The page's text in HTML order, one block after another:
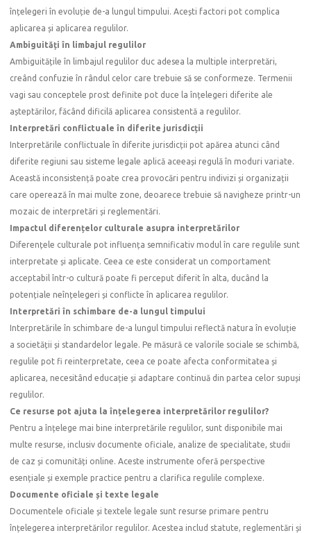
înțelegeri în evoluție de-a lungul timpului. Acești factori pot complica
aplicarea și aplicarea regulilor.
Ambiguități în limbajul regulilor
Ambiguitățile în limbajul regulilor duc adesea la multiple interpretări,
creând confuzie în rândul celor care trebuie să se conformeze. Termenii
vagi sau conceptele prost definite pot duce la înțelegeri diferite ale
așteptărilor, făcând dificilă aplicarea consistentă a regulilor.
Interpretări conflictuale în diferite jurisdicții
Interpretările conflictuale în diferite jurisdicții pot apărea atunci când
diferite regiuni sau sisteme legale aplică aceeași regulă în moduri variate.
Această inconsistență poate crea provocări pentru indivizi și organizații
care operează în mai multe zone, deoarece trebuie să navigheze printr-un
mozaic de interpretări și reglementări.
Impactul diferențelor culturale asupra interpretărilor
Diferențele culturale pot influența semnificativ modul în care regulile sunt
interpretate și aplicate. Ceea ce este considerat un comportament
acceptabil într-o cultură poate fi perceput diferit în alta, ducând la
potențiale neînțelegeri și conflicte în aplicarea regulilor.
Interpretări în schimbare de-a lungul timpului
Interpretările în schimbare de-a lungul timpului reflectă natura în evoluție
a societății și standardelor legale. Pe măsură ce valorile sociale se schimbă,
regulile pot fi reinterpretate, ceea ce poate afecta conformitatea și
aplicarea, necesitând educație și adaptare continuă din partea celor supuși
regulilor.
Ce resurse pot ajuta la înțelegerea interpretărilor regulilor?
Pentru a înțelege mai bine interpretările regulilor, sunt disponibile mai
multe resurse, inclusiv documente oficiale, analize de specialitate, studii
de caz și comunități online. Aceste instrumente oferă perspective
esențiale și exemple practice pentru a clarifica regulile complexe.
Documente oficiale și texte legale
Documentele oficiale și textele legale sunt resurse primare pentru
înțelegerea interpretărilor regulilor. Acestea includ statute, reglementări și